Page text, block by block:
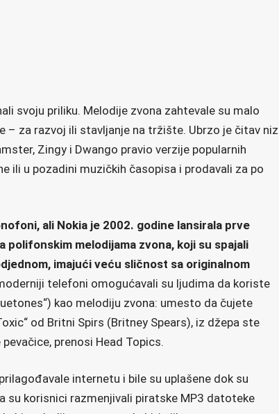
svoju priliku. Melodije zvona zahtevale su malo
– za razvoj ili stavljanje na tržište. Ubrzo je čitav niz
Zingy i Dwango pravio verzije popularnih
ili u pozadini muzičkih časopisa i prodavali za po
ali Nokia je 2002. godine lansirala prve
melodijama zvona, koji su spajali
imajući veću sličnost sa originalnom
telefoni omogućavali su ljudima da koriste
kao melodiju zvona: umesto da čujete
od Britni Spirs (Britney Spears), iz džepa ste
prenosi Head Topics.
internetu i bile su uplašene dok su
su korisnici razmenjivali piratske MP3 datoteke